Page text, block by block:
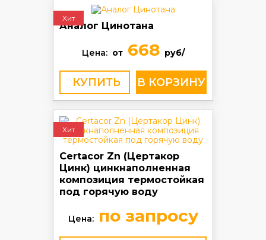
Хит
Аналог Цинотана
Цена: от668 руб/
КУПИТЬ
Хит
Certacor Zn (Цертакор
Цинк) цинкнаполненная
композиция термостойкая
под горячую воду
Цена:по запросу